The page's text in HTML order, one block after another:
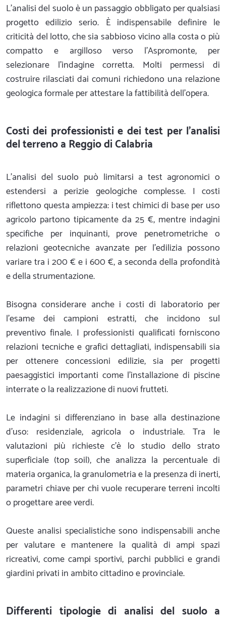
L'analisi del suolo è un passaggio obbligato per qualsiasi
progetto edilizio serio. È indispensabile definire le
criticità del lotto, che sia sabbioso vicino alla costa o più
compatto e argilloso verso l'Aspromonte, per
selezionare l'indagine corretta. Molti permessi di
costruire rilasciati dai comuni richiedono una relazione
geologica formale per attestare la fattibilità dell'opera.
Costi dei professionisti e dei test per l'analisi
del terreno a Reggio di Calabria
L'analisi del suolo può limitarsi a test agronomici o
estendersi a perizie geologiche complesse. I costi
riflettono questa ampiezza: i test chimici di base per uso
agricolo partono tipicamente da 25 €, mentre indagini
specifiche per inquinanti, prove penetrometriche o
relazioni geotecniche avanzate per l'edilizia possono
variare tra i 200 € e i 600 €, a seconda della profondità
e della strumentazione.
Bisogna considerare anche i costi di laboratorio per
l'esame dei campioni estratti, che incidono sul
preventivo finale. I professionisti qualificati forniscono
relazioni tecniche e grafici dettagliati, indispensabili sia
per ottenere concessioni edilizie, sia per progetti
paesaggistici importanti come l'installazione di piscine
interrate o la realizzazione di nuovi frutteti.
Le indagini si differenziano in base alla destinazione
d'uso: residenziale, agricola o industriale. Tra le
valutazioni più richieste c'è lo studio dello strato
superficiale (top soil), che analizza la percentuale di
materia organica, la granulometria e la presenza di inerti,
parametri chiave per chi vuole recuperare terreni incolti
o progettare aree verdi.
Queste analisi specialistiche sono indispensabili anche
per valutare e mantenere la qualità di ampi spazi
ricreativi, come campi sportivi, parchi pubblici e grandi
giardini privati in ambito cittadino e provinciale.
Differenti tipologie di analisi del suolo a